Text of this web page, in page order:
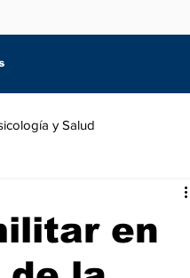
y Salud
en